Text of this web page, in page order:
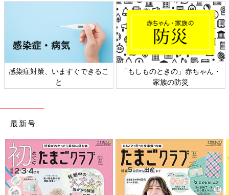
感染症対策、いますぐできるこ
と
「もしものときの」赤ちゃん・
家族の防災
最新号